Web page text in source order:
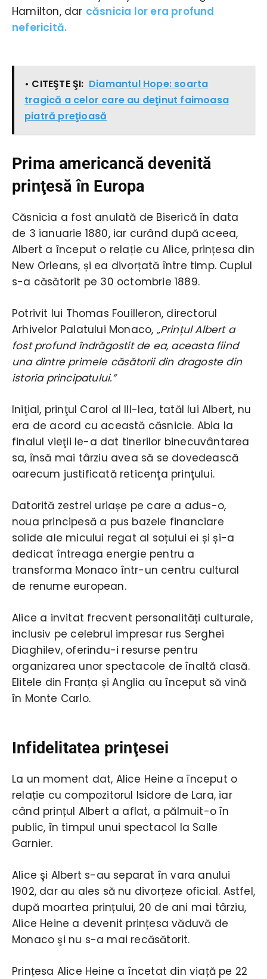
Hamilton, dar căsnicia lor era profund
nefericită.
• CITEŞTE ŞI: Diamantul Hope: soarta
tragică a celor care au deţinut faimoasa
piatră preţioasă
Prima americancă devenită
prinţesă în Europa
Căsnicia a fost anulată de Biserică în data
de 3 ianuarie 1880, iar curând după aceea,
Albert a început o relație cu Alice, prințesa din
New Orleans, și ea divorțată între timp. Cuplul
s-a căsătorit pe 30 octombrie 1889.
Potrivit lui Thomas Fouilleron, directorul
Arhivelor Palatului Monaco, „Prințul Albert a
fost profund îndrăgostit de ea, aceasta fiind
una dintre primele căsătorii din dragoste din
istoria principatului.”
Iniţial, prinţul Carol al III-lea, tatăl lui Albert, nu
era de acord cu această căsnicie. Abia la
finalul vieţii le-a dat tinerilor binecuvântarea
sa, însă mai târziu avea să se dovedească
oarecum justificată reticenţa prinţului.
Datorită zestrei uriașe pe care a adus-o,
noua principesă a pus bazele financiare
solide ale micului regat al soțului ei și și-a
dedicat întreaga energie pentru a
transforma Monaco într-un centru cultural
de renume european.
Alice a invitat frecvent personalități culturale,
inclusiv pe celebrul impresar rus Serghei
Diaghilev, oferindu-i resurse pentru
organizarea unor spectacole de înaltă clasă.
Elitele din Franța și Anglia au început să vină
în Monte Carlo.
Infidelitatea prinţesei
La un moment dat, Alice Heine a început o
relație cu compozitorul Isidore de Lara, iar
când prințul Albert a aflat, a pălmuit-o în
public, în timpul unui spectacol la Salle
Garnier.
Alice şi Albert s-au separat în vara anului
1902, dar au ales să nu divorțeze oficial. Astfel,
după moartea prințului, 20 de ani mai târziu,
Alice Heine a devenit prințesa văduvă de
Monaco şi nu s-a mai recăsătorit.
Prințesa Alice Heine a încetat din viață pe 22